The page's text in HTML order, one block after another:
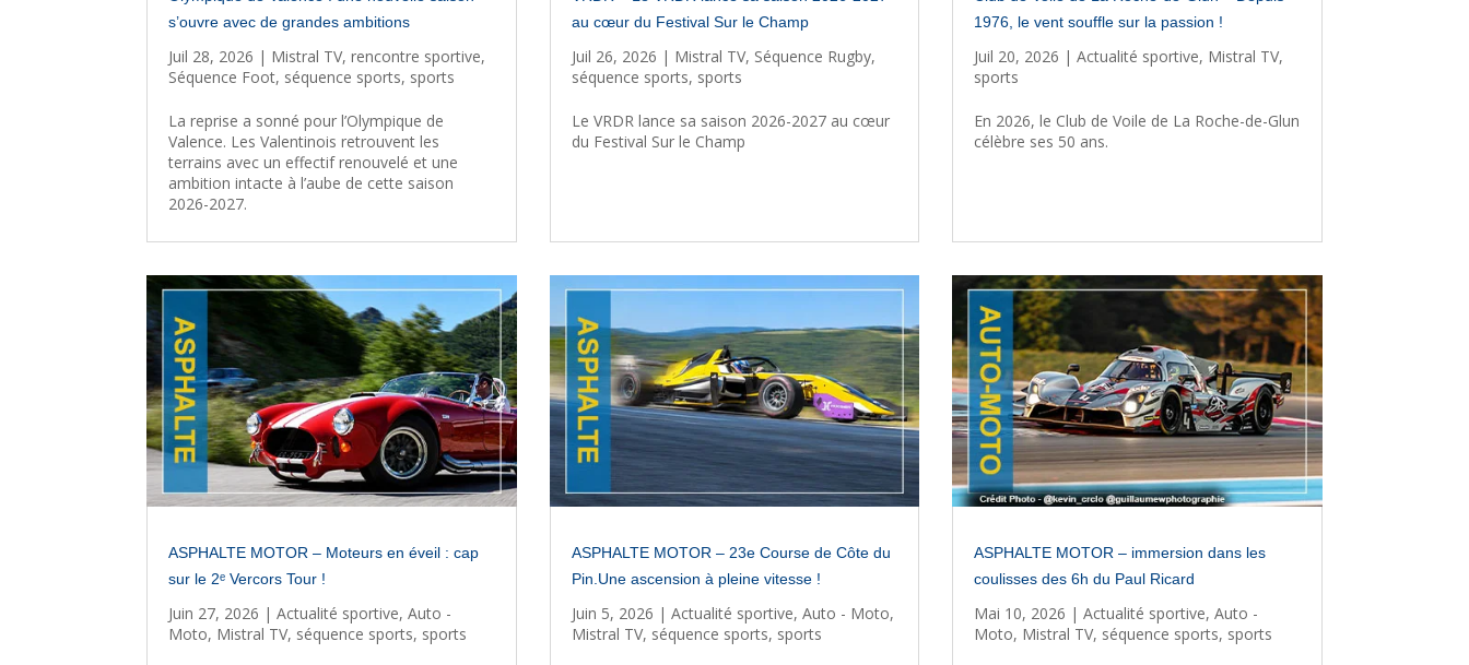
s’ouvre avec de grandes ambitions
Juil 28, 2026 | Mistral TV,rencontre sportive,
Séquence Foot, séquence sports, sports
La reprise a sonné pour l’Olympique de
Valence. Les Valentinois retrouvent les
terrains avec un effectif renouvelé et une
ambition intacte à l’aube de cette saison
2026-2027.
au cœur du Festival Sur le Champ
Juil 26, 2026 | Mistral TV, Séquence Rugby,
séquence sports, sports
Le VRDR lance sa saison 2026-2027 au cœur
du Festival Sur le Champ
1976, le vent souffle sur la passion !
Juil 20, 2026 |Actualité sportive, Mistral TV,
sports
En 2026, le Club de Voile de La Roche-de-Glun
célèbre ses 50 ans.
ASPHALTE MOTOR – Moteurs en éveil : cap
sur le 2ᵉ Vercors Tour !
Juin 27, 2026 |Actualité sportive,Auto -
Moto, Mistral TV, séquence sports, sports
ASPHALTE MOTOR – 23e Course de Côte du
Pin.Une ascension à pleine vitesse !
Juin 5, 2026 | Actualité sportive, Auto - Moto,
Mistral TV, séquence sports, sports
ASPHALTE MOTOR – immersion dans les
coulisses des 6h du Paul Ricard
Mai 10, 2026 |Actualité sportive,Auto -
Moto, Mistral TV, séquence sports, sports